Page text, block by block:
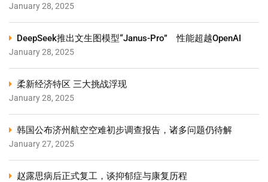
January 28, 2025
DeepSeek推出文生图模型“Janus-Pro” 性能超越OpenAI
January 28, 2025
柔新经济特区 三大挑战浮现
January 28, 2025
韩国公布济州航空空难初步调查报告，诸多问题仍待解
January 27, 2025
赵露思病后正式复工，谈抑郁症与康复历程